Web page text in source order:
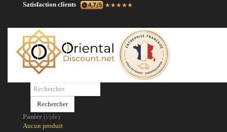
Satisfaction clients
Rechercher
Panier (vide)
Aucun produit